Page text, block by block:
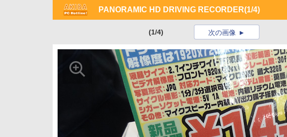
PANORAMIC HD DRIVING RECORDER(1/4)
(1/4) 次の画像